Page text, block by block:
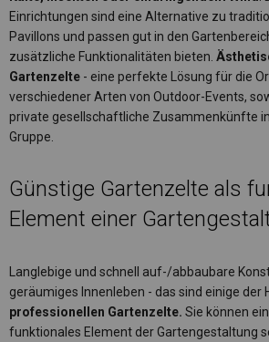
Einrichtungen sind eine Alternative zu
Pavillons und passen gut in den
zusätzliche Funktionalitäten bieten.
Gartenzelte - eine perfekte Lösung für die
verschiedener Arten von Outdoor-Events,
private gesellschaftliche Zusammenkünfte
Gruppe.
Günstige Gartenzelte als
Element einer
Langlebige und schnell auf-/abbaubare
geräumiges Innenleben - das sind einige der
professionellen Gartenzelte. Sie können
funktionales Element der Gartengestaltung